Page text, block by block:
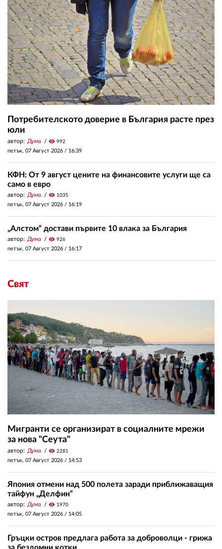
Потребителското доверие в България расте през
юли
автор: Дума visibility 992
петък, 07 Август 2026 / 16:39
КФН: От 9 август цените на финансовите услуги ще са
само в евро
автор: Дума visibility 1035
петък, 07 Август 2026 / 16:19
„Алстом“ достави първите 10 влака за България
автор: Дума visibility 926
петък, 07 Август 2026 / 16:17
Свят
Мигранти се организират в социалните мрежи
за нова "Сеута"
автор: Дума visibility 2281
петък, 07 Август 2026 / 14:53
Япония отмени над 500 полета заради приближаващия
тайфун „Делфин“
автор: Дума visibility 1970
петък, 07 Август 2026 / 14:05
Гръцки остров предлага работа за доброволци - грижа